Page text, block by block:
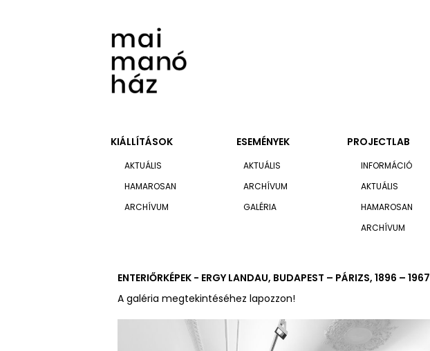
KIÁLLÍTÁSOK
AKTUÁLIS
HAMAROSAN
ARCHÍVUM
ESEMÉNYEK
AKTUÁLIS
ARCHÍVUM
GALÉRIA
PROJECTLAB
INFORMÁCIÓ
AKTUÁLIS
HAMAROSAN
ARCHÍVUM
ENTERIŐRKÉPEK - ERGY LANDAU, BUDAPEST – PÁRIZS, 1896 – 1967
A galéria megtekintéséhez lapozzon!